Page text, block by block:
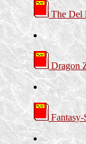
The Del
Dragon
Fantasy-